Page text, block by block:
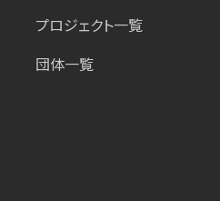
プロジェクト一覧
団体一覧